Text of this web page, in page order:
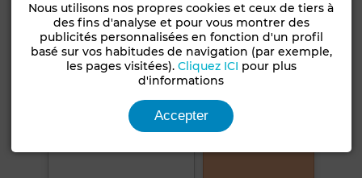
Nous utilisons nos propres cookies et ceux de tiers à
des fins d'analyse et pour vous montrer des
publicités personnalisées en fonction d'un profil
basé sur vos habitudes de navigation (par exemple,
les pages visitées). Cliquez ICI pour plus
d'informations
Accepter